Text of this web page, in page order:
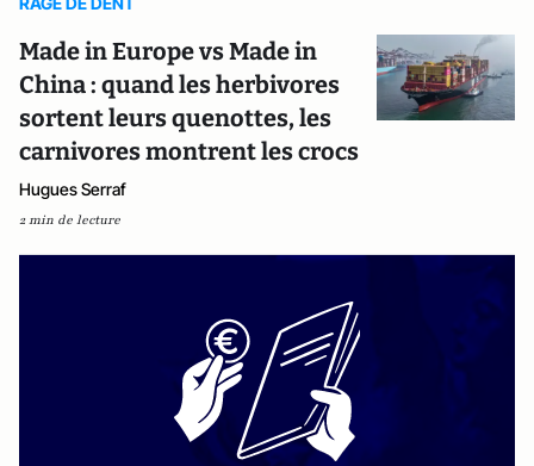
Made in Europe vs Made in
China : quand les herbivores
sortent leurs quenottes, les
carnivores montrent les crocs
Hugues Serraf
2 min de lecture